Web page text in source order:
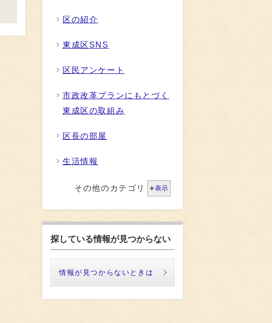
区の紹介
東成区SNS
区民アンケート
市政改革プランにもとづく
東成区の取組み
区長の部屋
生活情報
その他のカテゴリ 表示
探している情報が見つからない
情報が見つからないときは